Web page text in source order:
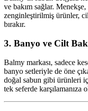
ve bakım sağlar.
zenginleştirilmiş ürünler,
bırakır.
3. Banyo ve Cilt
Balmy markası, sadece
banyo setleriyle de öne
doğal sabun gibi ürünleri
tek seferde karşılamanıza